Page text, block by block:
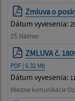
Zmluva o
Dátum vyvesenia:
ZŠ Málinec
ZMLUVA č.
PDF | 6.32 Mb
Dátum vyvesenia:
Miestne komunikácie